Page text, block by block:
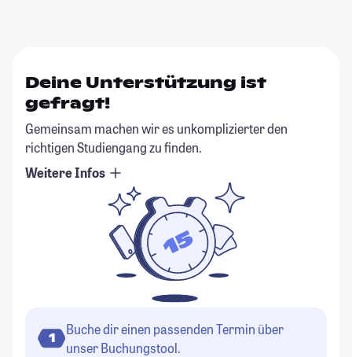
Deine Unterstützung ist
gefragt!
Gemeinsam machen wir es unkomplizierter den
richtigen Studiengang zu finden.
Weitere Infos
1
Buche dir einen passenden Termin über
unser Buchungstool.